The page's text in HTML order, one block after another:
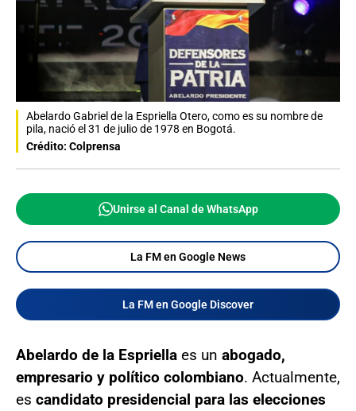
Abelardo Gabriel de la Espriella Otero, como es su nombre de
pila, nació el 31 de julio de 1978 en Bogotá.
Crédito: Colprensa
Unirse al Canal de WhatsApp
La FM en Google News
La FM en Google Discover
Abelardo de la Espriella es un abogado,
empresario y político colombiano. Actualmente,
es candidato presidencial para las elecciones